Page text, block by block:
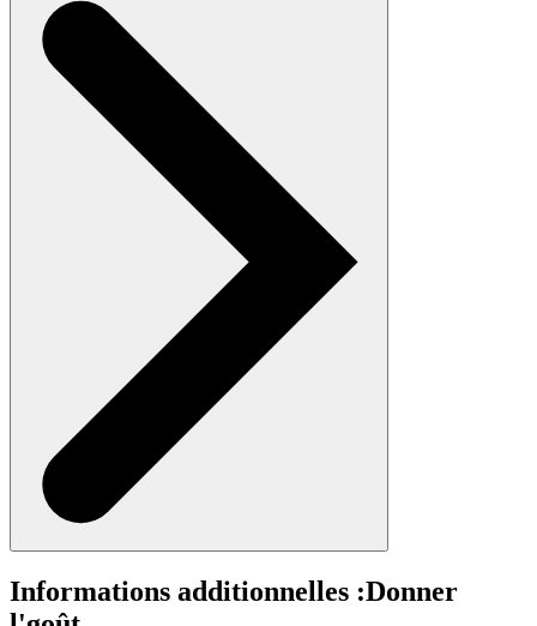
Informations additionnelles :Donner